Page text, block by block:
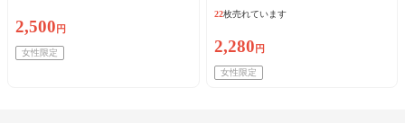
2,500 円
女性限定
☆再来可！
22枚売れています
2,280 円
女性限定